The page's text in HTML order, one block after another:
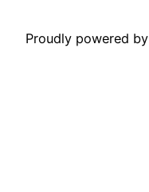
Proudly powered by